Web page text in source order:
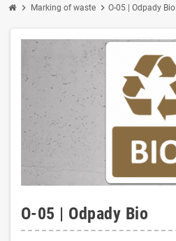
chevron_right Marking of waste chevron_right O-05 | Odpady Bio
O-05 | Odpady Bio